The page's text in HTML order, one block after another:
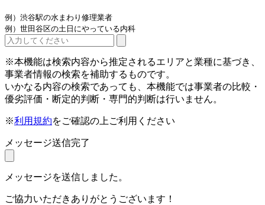
例）渋谷駅の水まわり修理業者
例）世田谷区の土日にやっている内科
※本機能は検索内容から推定されるエリアと業種に基づき、
事業者情報の検索を補助するものです。
いかなる内容の検索であっても、本機能では事業者の比較・
優劣評価・断定的判断・専門的判断は行いません。
※利用規約をご確認の上ご利用ください
メッセージ送信完了
メッセージを送信しました。
ご協力いただきありがとうございます！